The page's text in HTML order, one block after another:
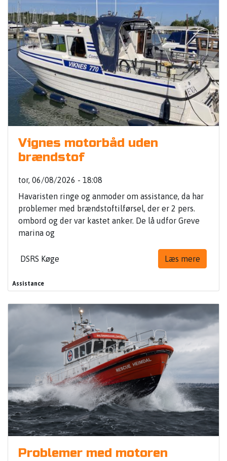
Vignes motorbåd uden
brændstof
tor, 06/08/2026 - 18:08
Havaristen ringe og anmoder om assistance, da har
problemer med brændstoftilførsel, der er 2 pers.
ombord og der var kastet anker. De lå udfor Greve
marina og
DSRS Køge Læs mere
Assistance
Problemer med motoren